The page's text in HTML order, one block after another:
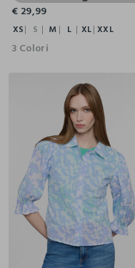
€ 29,99
XS S M L XL XXL
3 Colori
M XL
XXL